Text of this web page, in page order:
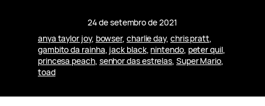
24 de setembro de 2021
anya taylor joy, bowser, charlie day, chris pratt
gambito da rainha, jack black, nintendo, peter quil
princesa peach, senhor das estrelas, Super Mario
toad